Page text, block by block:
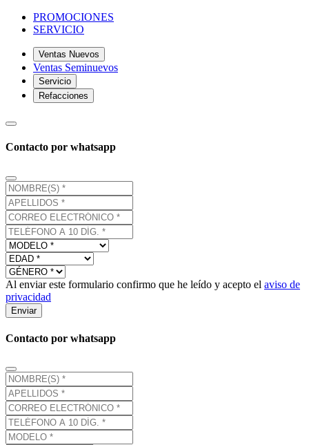
PROMOCIONES
SERVICIO
Ventas Nuevos
Ventas Seminuevos
Servicio
Refacciones
Contacto por whatsapp
Al enviar este formulario confirmo que he leído y acepto el aviso de
privacidad
Enviar
Contacto por whatsapp